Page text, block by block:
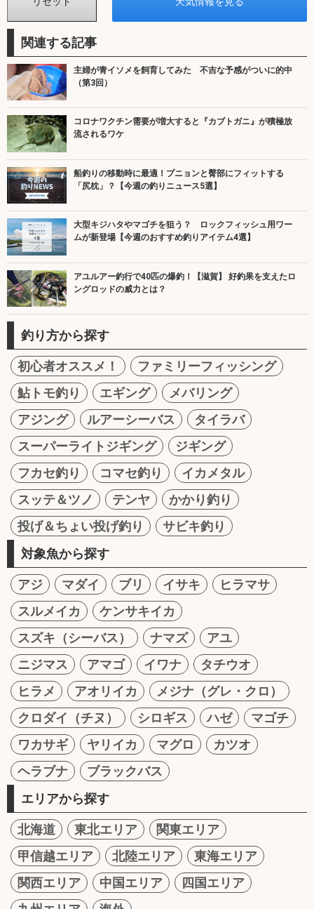
関連する記事
主婦が青イソメを飼育してみた 不吉な予感がついに的中
（第3回）
コロナワクチン需要が増大すると『カブトガニ』が積極放
流されるワケ
船釣りの移動時に最適！プニョンと臀部にフィットする
「尻枕」？【今週の釣りニュース5選】
大型キジハタやマゴチを狙う？ ロックフィッシュ用ワー
ムが新登場【今週のおすすめ釣りアイテム4選】
アユルアー釣行で40匹の爆釣！【滋賀】 好釣果を支えたロ
ングロッドの威力とは？
釣り方から探す
初心者オススメ！
ファミリーフィッシング
鮎トモ釣り
エギング
メバリング
アジング
ルアーシーバス
タイラバ
スーパーライトジギング
ジギング
フカセ釣り
コマセ釣り
イカメタル
スッテ＆ツノ
テンヤ
かかり釣り
投げ＆ちょい投げ釣り
サビキ釣り
対象魚から探す
アジ マダイ ブリ イサキ
ヒラマサ
スルメイカ
ケンサキイカ
スズキ（シーバス）
ナマズ
アユ
ニジマス
アマゴ イワナ
タチウオ
ヒラメ
アオリイカ
メジナ（グレ・クロ）
クロダイ（チヌ）
シロギス ハゼ
マゴチ
ワカサギ
ヤリイカ マグロ
カツオ
ヘラブナ
ブラックバス
エリアから探す
北海道 東北エリア
関東エリア
甲信越エリア
北陸エリア
東海エリア
関西エリア
中国エリア
四国エリア